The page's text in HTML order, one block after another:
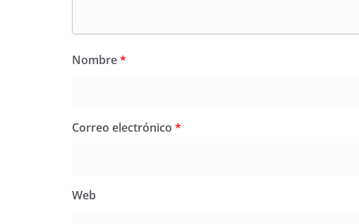
Nombre*
Correo electrónico *
Web